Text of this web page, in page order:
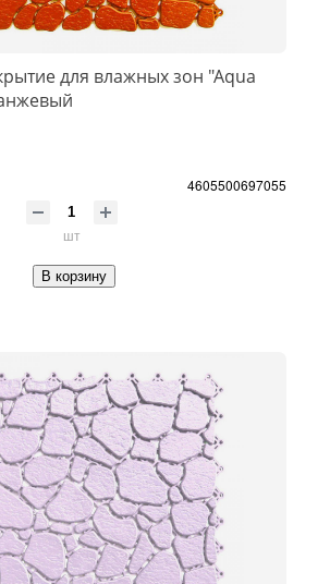
для влажных зон "Aqua
4605500697055
шт
В корзину